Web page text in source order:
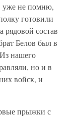
уже не помню,
готовили
состав
Белов был в
нашего
но и в
войск, и
прыжки с